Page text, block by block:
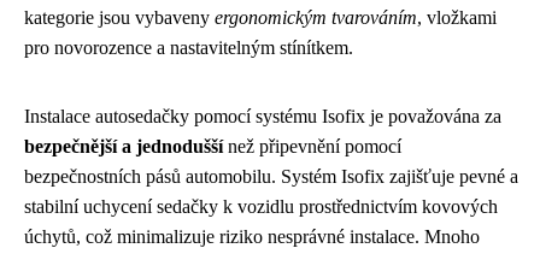
kategorie jsou vybaveny ergonomickým tvarováním, vložkami
pro novorozence a nastavitelným stínítkem.
Instalace autosedačky pomocí systému Isofix je považována za
bezpečnější a jednoduššínež připevnění pomocí
bezpečnostních pásů automobilu. Systém Isofix zajišťuje pevné a
stabilní uchycení sedačky k vozidlu prostřednictvím kovových
úchytů, což minimalizuje riziko nesprávné instalace. Mnoho